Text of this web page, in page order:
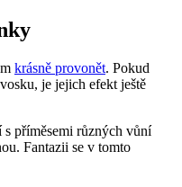
krásně provonět. Pokud
je jejich efekt ještě
s příměsemi různých vůní
Fantazii se v tomto